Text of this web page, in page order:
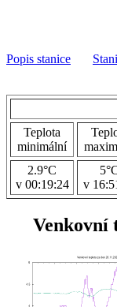
Popis stanice
Teplota
minimální
2.9°C
v 00:19:24
v
Venkovní